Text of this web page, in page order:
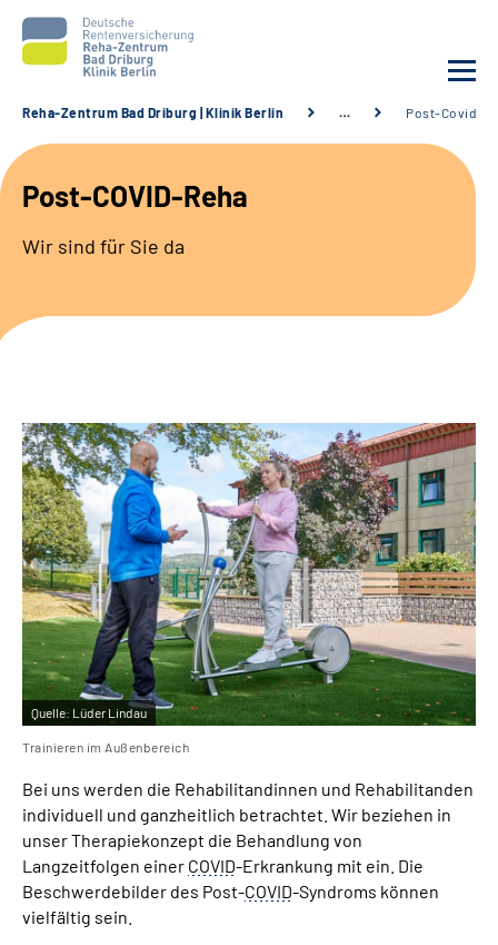
Unsere Klinik
Unsere Angebote
Leichte Sprache
Gebärdensprache
Reha-Zentrum Bad Driburg | Klinik Berlin … Post-Covid-
Post-COVID-Reha
Wir sind für Sie da
Quelle: Lüder Lindau
Trainieren im Außenbereich
Bei uns werden die Rehabilitandinnen und Rehabilitanden
individuell und ganzheitlich betrachtet. Wir beziehen in
unser Therapiekonzept die Behandlung von
Langzeitfolgen einer COVID-Erkrankung mit ein. Die
Beschwerdebilder des Post-COVID-Syndroms können
vielfältig sein.